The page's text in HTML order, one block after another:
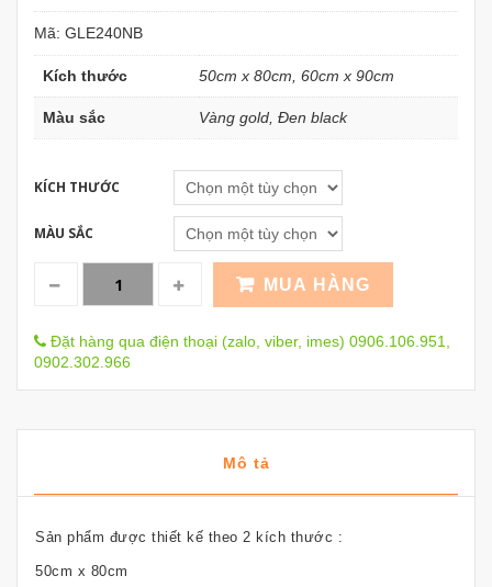
Mã: GLE240NB
Kích thước 50cm x 80cm, 60cm x 90cm
Màu sắc Vàng gold, Đen black
KÍCH THƯỚC
MÀU SẮC
MUA HÀNG
Đặt hàng qua điện thoại (zalo, viber, imes) 0906.106.951,
0902.302.966
Mô tả
Sản phẩm được thiết kế theo 2 kích thước :
50cm x 80cm